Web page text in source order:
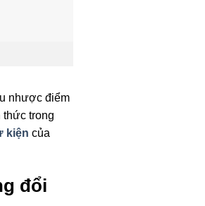
nhược điểm
thức trong
kiện của
đổi